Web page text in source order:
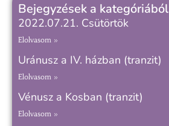
Bejegyzések a kategóriából
2022.07.21. Csütörtök
Elolvasom »
Uránusz a IV. házban (tranzit)
Elolvasom »
Vénusz a Kosban (tranzit)
Elolvasom »